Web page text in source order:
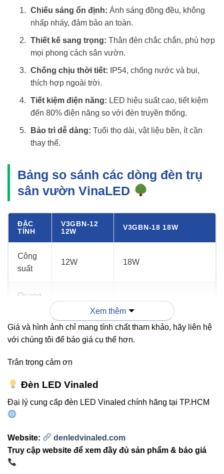
Chiếu sáng ổn định: Ánh sáng đồng đều, không
nhấp nháy, đảm bảo an toàn.
Thiết kế sang trọng: Thân đèn chắc chắn, phù hợp
mọi phong cách sân vườn.
Chống chịu thời tiết: IP54, chống nước và bụi,
thích hợp ngoài trời.
Tiết kiệm điện năng: LED hiệu suất cao, tiết kiệm
đến 80% điện năng so với đèn truyền thống.
Bảo trì dễ dàng: Tuổi thọ dài, vật liệu bền, ít cần
thay thế.
Bảng so sánh các dòng đèn trụ
sân vườn VinaLED
ĐẶC
TÍNH
V3GBN-12
12W
V3GBN-18 18W
Công
suất
12W 18W
Quang
300lm 450lm
Nhiệt
màu
Chuẩn
bảo vệ
dụng
lối đi, cổng
khu nghỉ dưỡng
Xem thêm
Giá và hình ảnh chỉ mang tính chất tham khảo, hãy liên hệ
với chúng tôi để báo giá cụ thể hơn.
Trân trọng cảm ơn
Đèn LED Vinaled
Đại lý cung cấp đèn LED Vinaled chính hãng tại TP.HCM
Website:
denledvinaled.com
Truy cập website để xem đầy đủ sản phẩm & báo giá